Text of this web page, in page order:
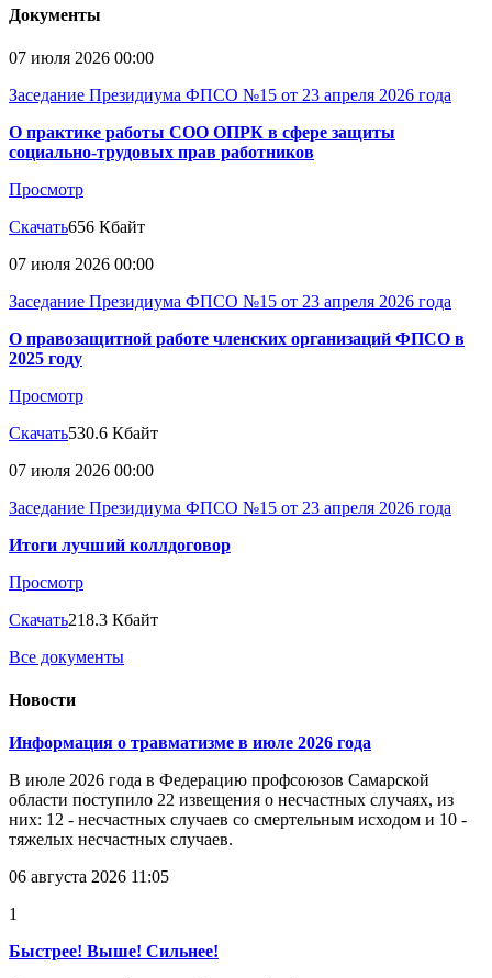
Документы
07 июля 2026 00:00
Заседание Президиума ФПСО №15 от 23 апреля 2026 года
О практике работы СОО ОПРК в сфере защиты
социально-трудовых прав работников
Просмотр
Скачать656 Кбайт
07 июля 2026 00:00
Заседание Президиума ФПСО №15 от 23 апреля 2026 года
О правозащитной работе членских организаций ФПСО в
2025 году
Просмотр
Скачать530.6 Кбайт
07 июля 2026 00:00
Заседание Президиума ФПСО №15 от 23 апреля 2026 года
Итоги лучший коллдоговор
Просмотр
Скачать218.3 Кбайт
Все документы
Новости
Информация о травматизме в июле 2026 года
В июле 2026 года в Федерацию профсоюзов Самарской
области поступило 22 извещения о несчастных случаях, из
них: 12 - несчастных случаев со смертельным исходом и 10 -
тяжелых несчастных случаев.
06 августа 2026 11:05
1
Быстрее! Выше! Сильнее!